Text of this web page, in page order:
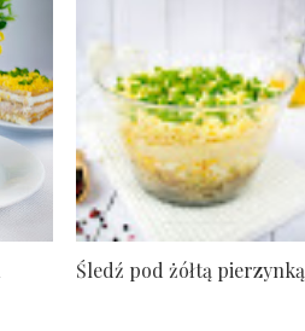
Śledź pod żółtą pierzynką